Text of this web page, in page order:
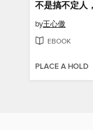
by王心傲
EBOOK
PLACE A HOLD